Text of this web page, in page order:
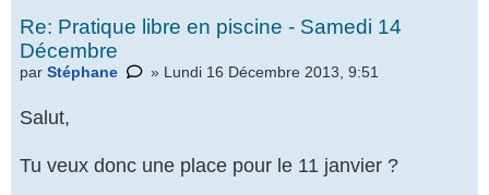
Re: Pratique libre en piscine - Samedi 14
Décembre
par Stéphane » Lundi 16 Décembre 2013, 9:51
Salut,
Tu veux donc une place pour le 11 janvier ?